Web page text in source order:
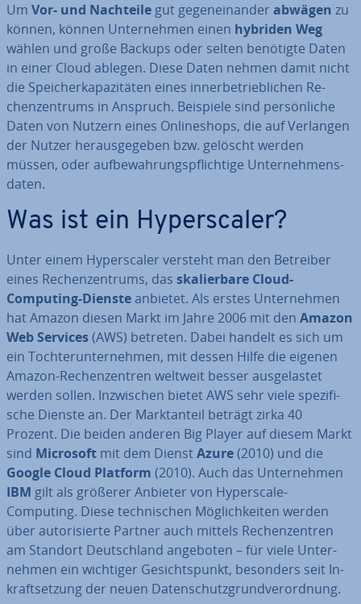
Um Vor- und Nachteile gut ge­gen­ein­an­der abwägen zu
können, können Un­ter­neh­men einen hybriden Weg
wählen und große Backups oder selten benötigte Daten
in einer Cloud ablegen. Diese Daten nehmen damit nicht
die Spei­cher­ka­pa­zi­tä­ten eines in­ner­be­trieb­li­chen Re­
chen­zen­trums in Anspruch. Beispiele sind per­sön­li­che
Daten von Nutzern eines On­line­shops, die auf Verlangen
der Nutzer her­aus­ge­ge­ben bzw. gelöscht werden
müssen, oder auf­be­wah­rungs­pflich­ti­ge Un­ter­neh­mens­
da­ten.
Was ist ein Hy­pers­ca­ler?
Unter einem Hy­pers­ca­ler versteht man den Betreiber
eines Re­chen­zen­trums, das ska­lier­ba­re Cloud-
Computing-Diensteanbietet. Als erstes Un­ter­neh­men
hat Amazon diesen Markt im Jahre 2006 mit den Amazon
Web Services(AWS) betreten. Dabei handelt es sich um
ein Toch­ter­un­ter­neh­men, mit dessen Hilfe die eigenen
Amazon-Re­chen­zen­tren weltweit besser aus­ge­las­tet
werden sollen. In­zwi­schen bietet AWS sehr viele spe­zi­fi­
sche Dienste an. Der Markt­an­teil beträgt zirka 40
Prozent. Die beiden anderen Big Player auf diesem Markt
sind Microsoft mit dem DienstAzure(2010) und die
Google Cloud Platform (2010). Auch das Un­ter­neh­men
IBM gilt als größerer Anbieter von Hy­pers­ca­le-
Computing. Diese tech­ni­schen Mög­lich­kei­ten werden
über au­to­ri­sier­te Partner auch mittels Re­chen­zen­tren
am Standort Deutsch­land angeboten – für viele Un­ter­
neh­men ein wichtiger Ge­sichts­punkt, besonders seit In­
kraft­set­zung der neuen Da­ten­schutz­grund­ver­ord­nung.